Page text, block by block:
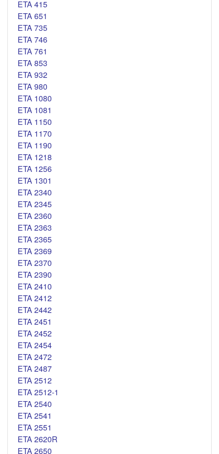
ETA 415
ETA 651
ETA 735
ETA 746
ETA 761
ETA 853
ETA 932
ETA 980
ETA 1080
ETA 1081
ETA 1150
ETA 1170
ETA 1190
ETA 1218
ETA 1256
ETA 1301
ETA 2340
ETA 2345
ETA 2360
ETA 2363
ETA 2365
ETA 2369
ETA 2370
ETA 2390
ETA 2410
ETA 2412
ETA 2442
ETA 2451
ETA 2452
ETA 2454
ETA 2472
ETA 2487
ETA 2512
ETA 2512-1
ETA 2540
ETA 2541
ETA 2551
ETA 2620R
ETA 2650